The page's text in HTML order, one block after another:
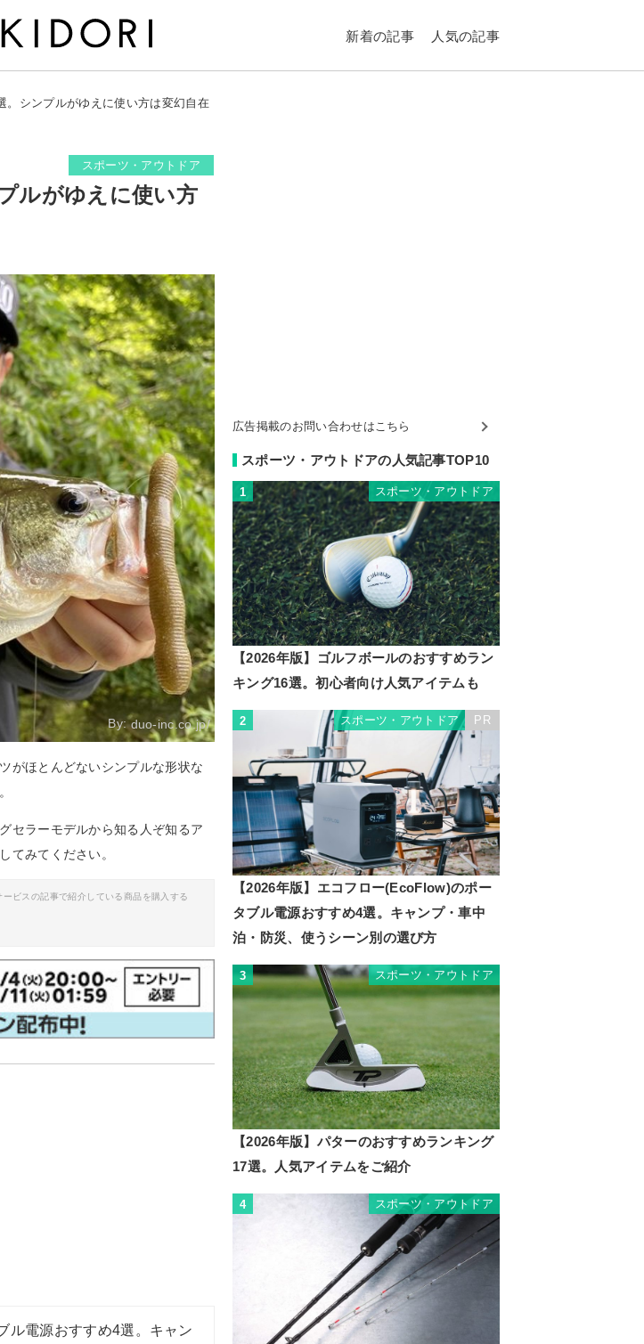
新着の記事 人気の記事
。シンプルがゆえに使い方は変幻自在
スポーツ・アウトドア
ルがゆえに使い方
By:duo-inc.co.jp/
がほとんどないシンプルな形状な
セラーモデルから知る人ぞ知るア
てみてください。
ビスの記事で紹介している商品を購入する
ル電源おすすめ4選。キャン
広告掲載のお問い合わせはこちら
スポーツ・アウトドアの人気記事TOP10
1 スポーツ・アウトドア
【2026年版】ゴルフボールのおすすめラン
キング16選。初心者向け人気アイテムも
2 スポーツ・アウトドア PR
【2026年版】エコフロー(EcoFlow)のポー
タブル電源おすすめ4選。キャンプ・車中
泊・防災、使うシーン別の選び方
3 スポーツ・アウトドア
【2026年版】パターのおすすめランキング
17選。人気アイテムをご紹介
4 スポーツ・アウトドア